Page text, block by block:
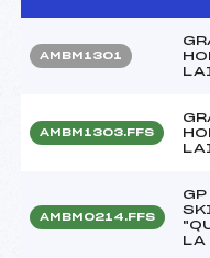
AMBM1301
AMBM1303.FFS
AMBM0214.FFS
LA